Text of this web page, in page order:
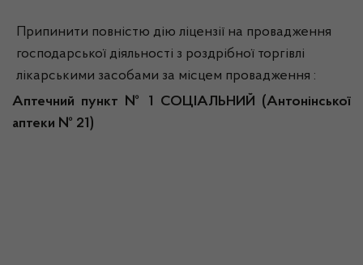
Припинити повністю дію ліцензії на провадження
господарської діяльності з роздрібної торгівлі
лікарськими засобами за місцем провадження :
Аптечний пункт № 1 СОЦІАЛЬНИЙ (Антонінської
аптеки № 21)